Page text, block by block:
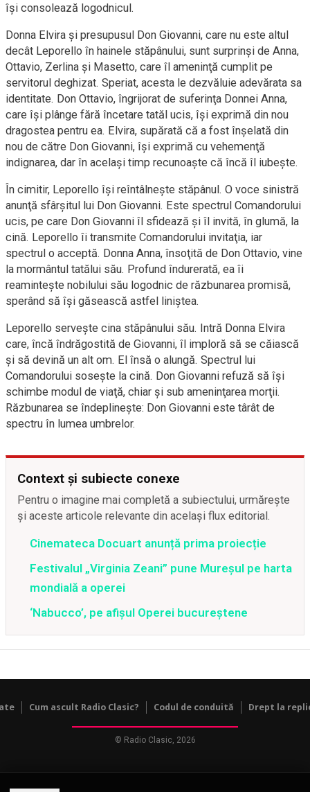
își consolează logodnicul.
Donna Elvira și presupusul Don Giovanni, care nu este altul
decât Leporello în hainele stăpânului, sunt surprinși de Anna,
Ottavio, Zerlina și Masetto, care îl ameninţă cumplit pe
servitorul deghizat. Speriat, acesta le dezvăluie adevărata sa
identitate. Don Ottavio, îngrijorat de suferinţa Donnei Anna,
care își plânge fără încetare tatăl ucis, își exprimă din nou
dragostea pentru ea. Elvira, supărată că a fost înșelată din
nou de către Don Giovanni, își exprimă cu vehemenţă
indignarea, dar în același timp recunoaște că încă îl iubește.
În cimitir, Leporello își reîntâlnește stăpânul. O voce sinistră
anunţă sfârșitul lui Don Giovanni. Este spectrul Comandorului
ucis, pe care Don Giovanni îl sfidează și îl invită, în glumă, la
cină. Leporello îi transmite Comandorului invitaţia, iar
spectrul o acceptă. Donna Anna, însoţită de Don Ottavio, vine
la mormântul tatălui său. Profund îndurerată, ea îi
reamintește nobilului său logodnic de răzbunarea promisă,
sperând să își găsească astfel liniștea.
Leporello servește cina stăpânului său. Intră Donna Elvira
care, încă îndrăgostită de Giovanni, îl imploră să se căiască
și să devină un alt om. El însă o alungă. Spectrul lui
Comandorului sosește la cină. Don Giovanni refuză să își
schimbe modul de viaţă, chiar și sub ameninţarea morţii.
Răzbunarea se îndeplinește: Don Giovanni este târât de
spectru în lumea umbrelor.
Context și subiecte conexe
Pentru o imagine mai completă a subiectului, urmărește
și aceste articole relevante din același flux editorial.
Cinemateca Docuart anunță prima proiecție
Festivalul „Virginia Zeani” pune Mureșul pe harta
mondială a operei
‘Nabucco’, pe afişul Operei bucureştene
Cum ascult Radio Clasic? Codul de conduită Drept la
© Radio Clasic, 2026